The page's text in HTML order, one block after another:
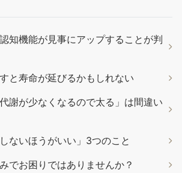
知機能が見事にアップすることが判
と寿命が延びるかもしれない
謝が少なくなるので太る」は間違い
ないほうがいい」3つのこと
でお困りではありませんか？